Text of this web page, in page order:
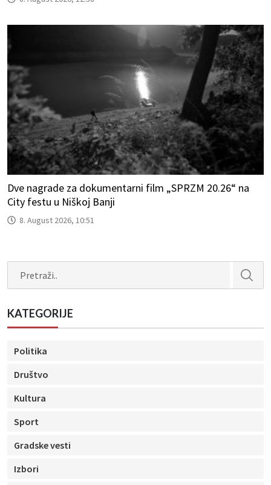
Dve nagrade za dokumentarni film „SPRZM 20.26“ na
City festu u Niškoj Banji
8. August 2026, 10:51
KATEGORIJE
Politika
Društvo
Kultura
Sport
Gradske vesti
Izbori